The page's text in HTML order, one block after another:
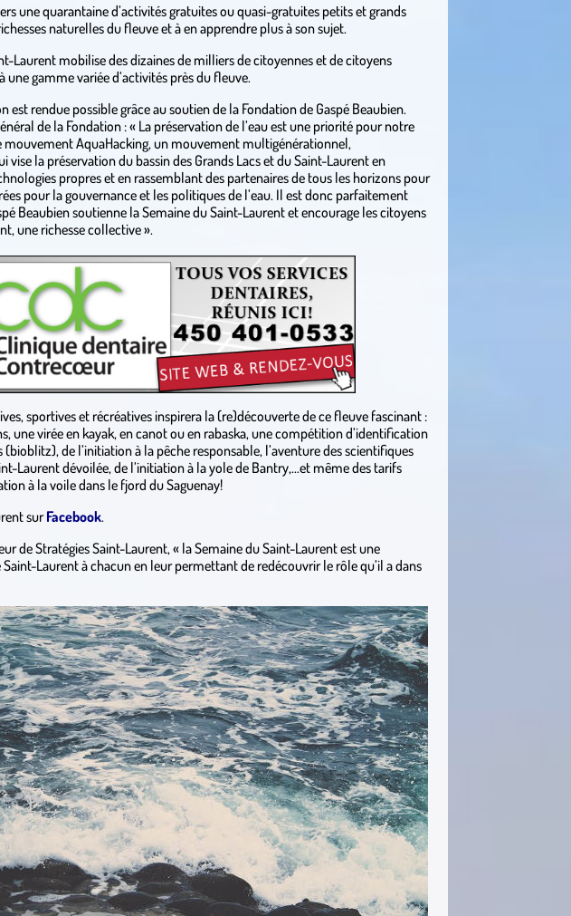
une quarantaine d’activités gratuites ou quasi-gratuites petits et grands
naturelles du fleuve et à en apprendre plus à son sujet.
Laurent mobilise des dizaines de milliers de citoyennes et de citoyens
gamme variée d’activités près du fleuve.
est rendue possible grâce au soutien de la Fondation de Gaspé Beaubien.
de la Fondation : « La préservation de l’eau est une priorité pour notre
mouvement AquaHacking, un mouvement multigénérationnel,
la préservation du bassin des Grands Lacs et du Saint-Laurent en
propres et en rassemblant des partenaires de tous les horizons pour
pour la gouvernance et les politiques de l’eau. Il est donc parfaitement
Beaubien soutienne la Semaine du Saint-Laurent et encourage les citoyens
une richesse collective ».
sportives et récréatives inspirera la (re)découverte de ce fleuve fascinant :
une virée en kayak, en canot ou en rabaska, une compétition d’identification
(bioblitz), de l’initiation à la pêche responsable, l’aventure des scientifiques
Laurent dévoilée, de l’initiation à la yole de Bantry,…et même des tarifs
à la voile dans le fjord du Saguenay!
surFacebook.
de Stratégies Saint-Laurent, « la Semaine du Saint-Laurent est une
Laurent à chacun en leur permettant de redécouvrir le rôle qu’il a dans